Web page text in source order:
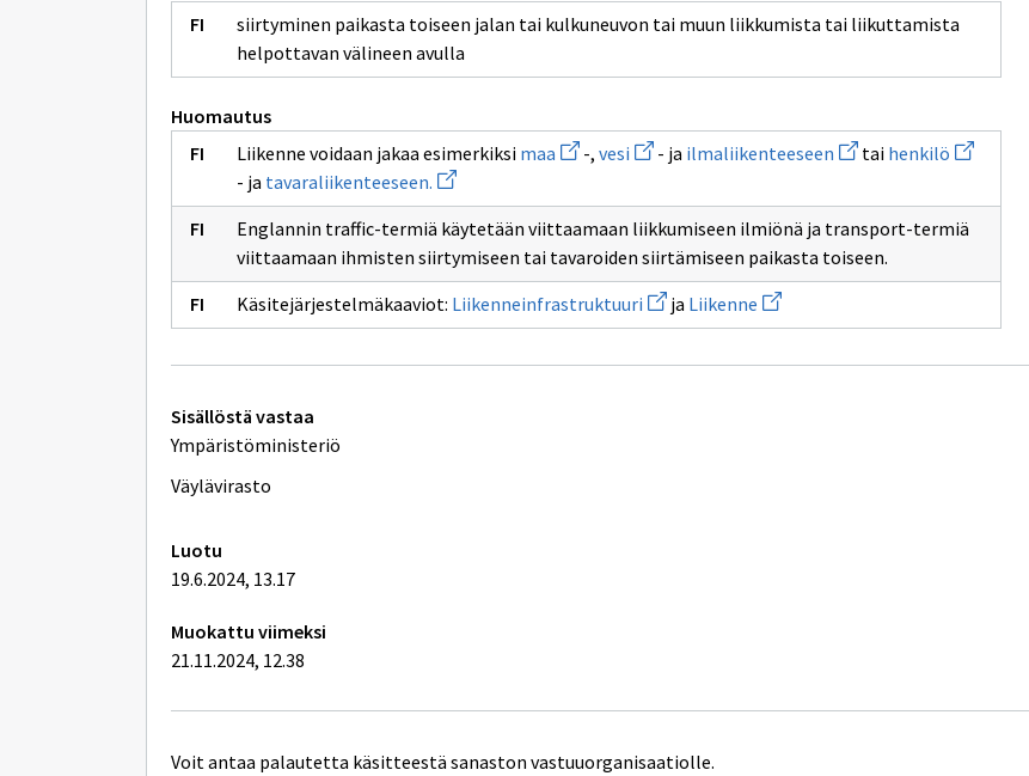
siirtyminen paikasta toiseen jalan tai kulkuneuvon tai muun liikkumista tai liikuttamista
helpottavan välineen avulla
Huomautus
Liikenne voidaan jakaa esimerkiksi maa Avaa
uuden
sivulle
maa
-, vesi Avaa
uuden
sivulle
vesi
- ja ilmaliikenteeseen Avaa
uuden
sivulle
ilmaliikenteeseen
tai henkilö Avaa
uuden
sivulle
henkilö
- ja tavaraliikenteeseen. Avaa
uuden
ikkunan
sivulle
tavaraliikenteeseen.
Englannin traffic-termiä käytetään viittaamaan liikkumiseen ilmiönä ja transport-termiä
viittaamaan ihmisten siirtymiseen tai tavaroiden siirtämiseen paikasta toiseen.
Käsitejärjestelmäkaaviot: Liikenneinfrastruktuuri Avaa
uuden
ikkunan
ja Liikenne Avaa
uuden
ikkunan
Tekniset
lisätiedot
Sisällöstä vastaa
Ympäristöministeriö
Väylävirasto
Luotu
19.6.2024, 13.17
Muokattu viimeksi
21.11.2024, 12.38
Voit antaa palautetta käsitteestä sanaston vastuuorganisaatiolle.